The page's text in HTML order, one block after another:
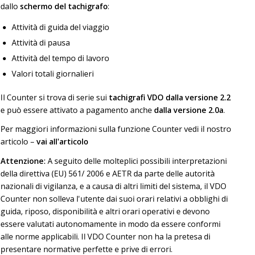
dallo schermo del tachigrafo:
Attività di guida del viaggio
Attività di pausa
Attività del tempo di lavoro
Valori totali giornalieri
Il Counter si trova di serie sui tachigrafi VDO dalla versione 2.2
e può essere attivato a pagamento anche dalla versione 2.0a.
Per maggiori informazioni sulla funzione Counter vedi il nostro
articolo – vai all'articolo
Attenzione: A seguito delle molteplici possibili interpretazioni
della direttiva (EU) 561/ 2006 e AETR da parte delle autorità
nazionali di vigilanza, e a causa di altri limiti del sistema, il VDO
Counter non solleva l'utente dai suoi orari relativi a obblighi di
guida, riposo, disponibilità e altri orari operativi e devono
essere valutati autonomamente in modo da essere conformi
alle norme applicabili. Il VDO Counter non ha la pretesa di
presentare normative perfette e prive di errori.